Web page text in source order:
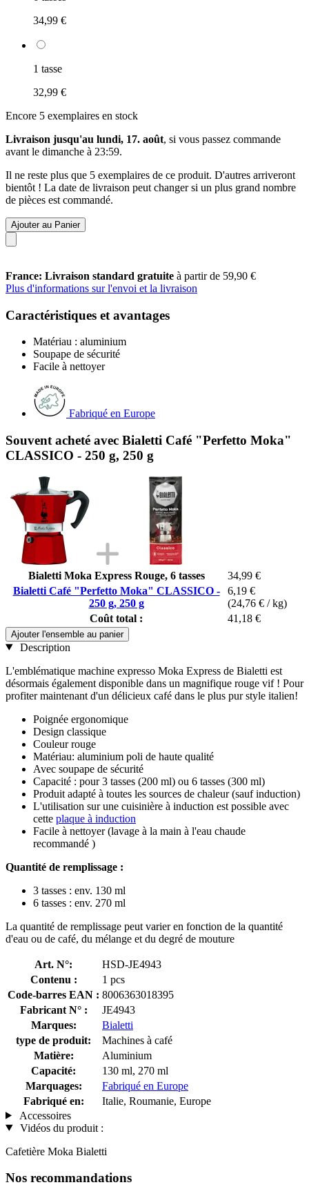
34,99 €
1 tasse
32,99 €
Encore 5 exemplaires en stock
Livraison jusqu'au lundi, 17. août, si vous passez commande
avant le dimanche à 23:59.
Il ne reste plus que 5 exemplaires de ce produit. D'autres arriveront
bientôt ! La date de livraison peut changer si un plus grand nombre
de pièces est commandé.
Ajouter au Panier
France: Livraison standard gratuite à partir de 59,90 €
Plus d'informations sur l'envoi et la livraison
Caractéristiques et avantages
Matériau : aluminium
Soupape de sécurité
Facile à nettoyer
Fabriqué en Europe
Souvent acheté avec Bialetti Café "Perfetto Moka"
CLASSICO - 250 g, 250 g
Bialetti Moka Express Rouge, 6 tasses
34,99 €
Bialetti Café "Perfetto Moka" CLASSICO -
250 g, 250 g
6,19 €
(24,76 € / kg)
Coût total :
41,18 €
Ajouter l'ensemble au panier
Description
L'emblématique machine expresso Moka Express de Bialetti est
désormais également disponible dans un magnifique rouge vif ! Pour
profiter maintenant d'un délicieux café dans le plus pur style italien!
Poignée ergonomique
Design classique
Couleur rouge
Matériau: aluminium poli de haute qualité
Avec soupape de sécurité
Capacité : pour 3 tasses (200 ml) ou 6 tasses (300 ml)
Produit adapté à toutes les sources de chaleur (sauf induction)
L'utilisation sur une cuisinière à induction est possible avec
cette plaque à induction
Facile à nettoyer (lavage à la main à l'eau chaude
recommandé )
Quantité de remplissage :
3 tasses : env. 130 ml
6 tasses : env. 270 ml
La quantité de remplissage peut varier en fonction de la quantité
d'eau ou de café, du mélange et du degré de mouture
Art. N°:
HSD-JE4943
Contenu :
1 pcs
Code-barres EAN : 8006363018395
Fabricant N° :
JE4943
Marques:
Bialetti
type de produit:
Machines à café
Matière:
Aluminium
Capacité:
130 ml, 270 ml
Marquages:
Fabriqué en Europe
Fabriqué en:
Italie, Roumanie, Europe
Accessoires
Vidéos du produit :
Cafetière Moka Bialetti
Nos recommandations